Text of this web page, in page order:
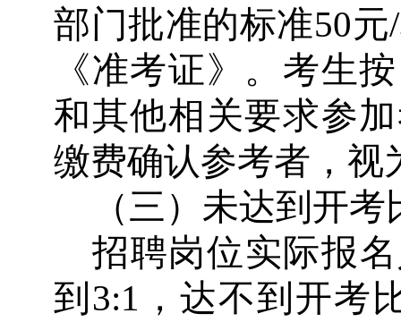
部门批准的标准50元/
《准考证》。考生
和其他相关要求参
缴费确认参考者，视
（三）未达到开
招聘岗位实际报
到3:1 ，达不到开考